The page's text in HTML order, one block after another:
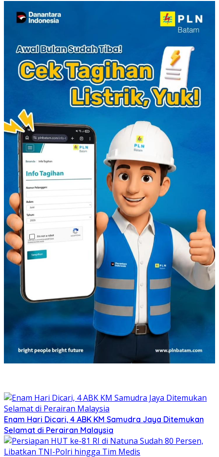
Enam Hari Dicari, 4 ABK KM Samudra Jaya Ditemukan
Selamat di Perairan Malaysia